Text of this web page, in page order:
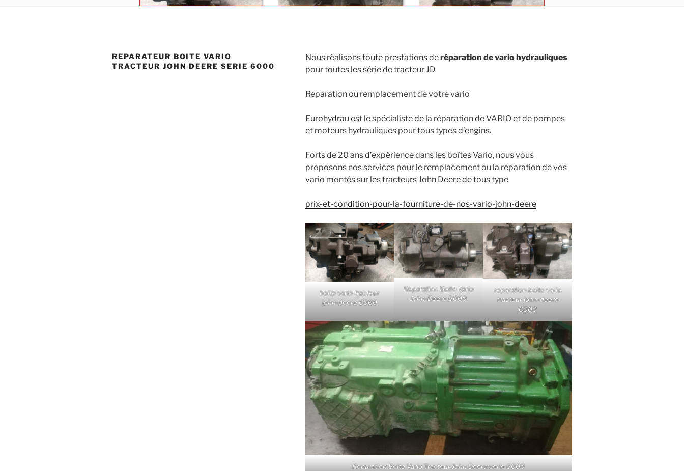
REPARATEUR BOITE VARIO
TRACTEUR JOHN DEERE SERIE 6000
Nous réalisons toute prestations deréparation de vario hydrauliques
pour toutes les série de tracteur JD
Reparation ou remplacement de votre vario
Eurohydrau est le spécialiste de la réparation de VARIO et de pompes
et moteurs hydrauliques pour tous types d’engins.
Forts de 20 ans d’expérience dans les boîtes Vario, nous vous
proposons nos services pour le remplacement ou la reparation de vos
vario montés sur les tracteurs John Deere de tous type
prix-et-condition-pour-la-fourniture-de-nos-vario-john-deere
boite vario tracteur
john-deere 6000
Reparation Boite Vario
John-Deere 6000
reparation boite vario
tracteur john-deere
6000
Reparation Boite Vario Tracteur John Deere serie 6000